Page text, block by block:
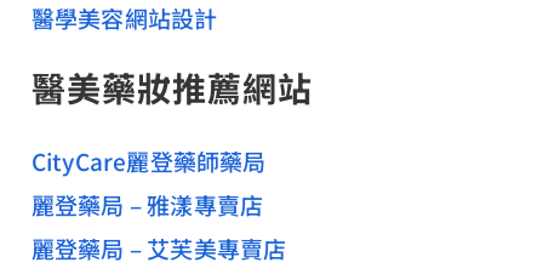
醫學美容網站設計
醫美藥妝推薦網站
CityCare麗登藥師藥局
麗登藥局 – 雅漾專賣店
麗登藥局 – 艾芙美專賣店